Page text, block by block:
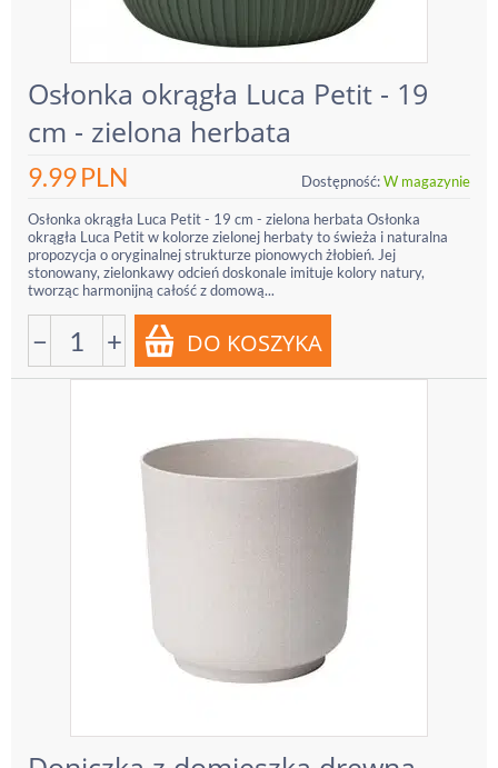
Osłonka okrągła Luca Petit - 19
cm - zielona herbata
9.99PLN Dostępność:W magazynie
Osłonka okrągła Luca Petit - 19 cm - zielona herbata Osłonka
okrągła Luca Petit w kolorze zielonej herbaty to świeża i naturalna
propozycja o oryginalnej strukturze pionowych żłobień. Jej
stonowany, zielonkawy odcień doskonale imituje kolory natury,
tworząc harmonijną całość z domową...
− +